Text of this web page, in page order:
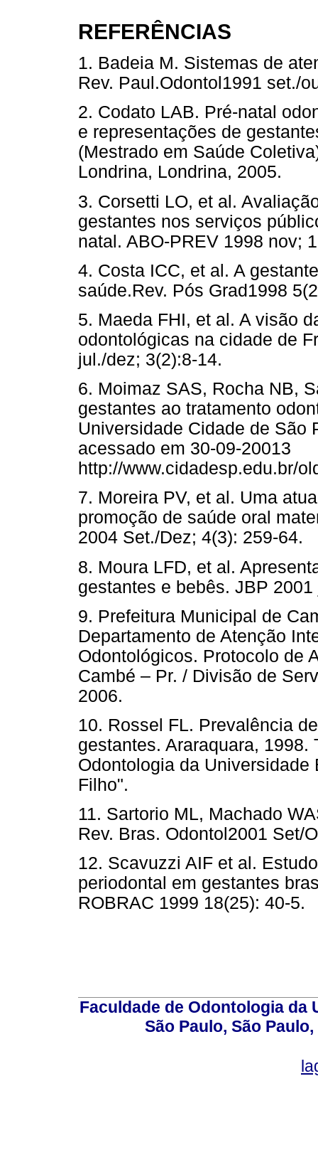
REFERÊNCIAS
1. Badeia M. Sistemas de
Rev. Paul.Odontol1991
2. Codato LAB. Pré-natal
e representações de
(Mestrado em Saúde
Londrina, Londrina, 2005.
3. Corsetti LO, et al.
gestantes nos serviços
natal. ABO-PREV 1998 nov;
4. Costa ICC, et al. A
saúde.Rev. Pós Grad1998
5. Maeda FHI, et al. A visão
odontológicas na cidade de
jul./dez; 3(2):8-14.
6. Moimaz SAS, Rocha NB,
gestantes ao tratamento
Universidade Cidade de São
acessado em 30-09-20013
http://www.cidadesp.edu.br/
7. Moreira PV, et al. Uma
promoção de saúde oral
2004 Set./Dez; 4(3): 259-64.
8. Moura LFD, et al.
gestantes e bebês. JBP
9. Prefeitura Municipal de
Departamento de Atenção
Odontológicos. Protocolo de
Cambé – Pr. / Divisão de
2006.
10. Rossel FL. Prevalência
gestantes. Araraquara, 1998.
Odontologia da
Filho".
11. Sartorio ML, Machado
Rev. Bras. Odontol2001 Set/
12. Scavuzzi AIF et al.
periodontal em gestantes
ROBRAC 1999 18(25): 40-5.
Faculdade de Odontologia da
São Paulo, São